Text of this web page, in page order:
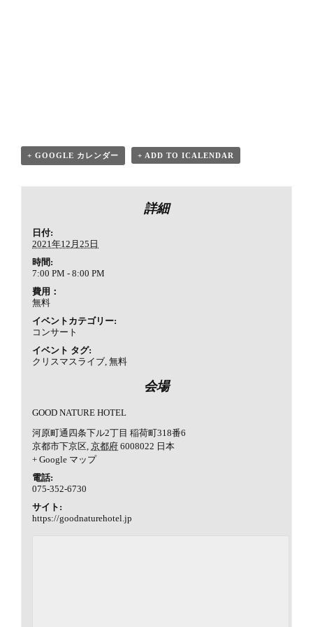
+ GOOGLE カレンダー + ADD TO ICALENDAR
詳細
日付:
2021年12月25日
時間:
7:00 PM - 8:00 PM
費用：
無料
イベントカテゴリー:
コンサート
イベント タグ:
クリスマスライブ,無料
会場
GOOD NATURE HOTEL
河原町通四条下ル2丁目 稲荷町318番6
京都市下京区, 京都府 6008022 日本
+ Google マップ
電話:
075-352-6730
サイト:
https://goodnaturehotel.jp